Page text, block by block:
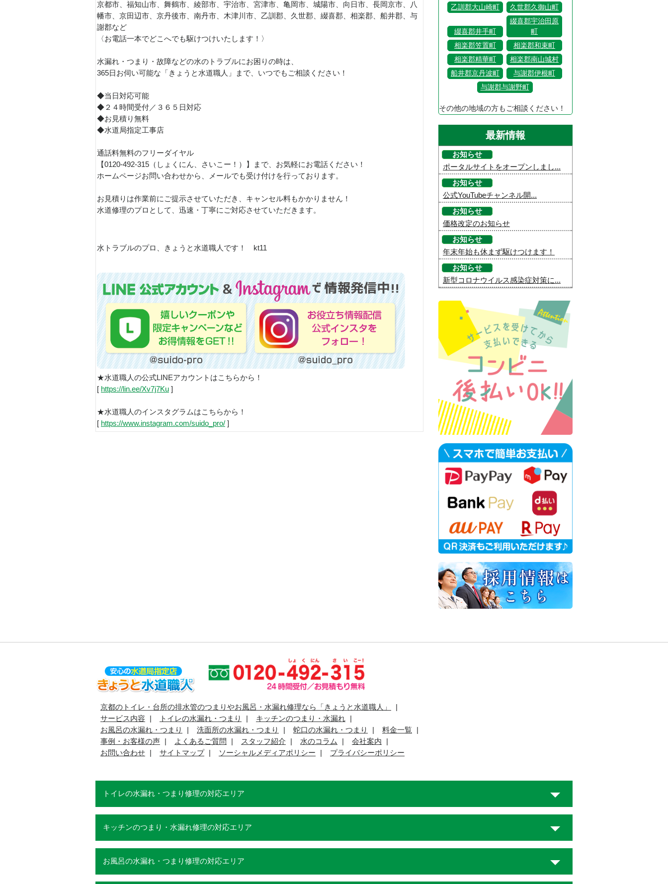
京都市、福知山市、舞鶴市、綾部市、宇治市、宮津市、亀岡市、城陽市、向日市、長岡京市、八
幡市、京田辺市、京丹後市、南丹市、木津川市、乙訓郡、久世郡、綴喜郡、相楽郡、船井郡、与
謝郡など
〈お電話一本でどこへでも駆けつけいたします！〉
水漏れ・つまり・故障などの水のトラブルにお困りの時は、
365日お伺い可能な「きょうと水道職人」まで、いつでもご相談ください！
◆当日対応可能
◆２４時間受付／３６５日対応
◆お見積り無料
◆水道局指定工事店
通話料無料のフリーダイヤル
【0120-492-315（しょくにん、さいこー！）】まで、お気軽にお電話ください！
ホームページお問い合わせから、メールでも受け付けを行っております。
お見積りは作業前にご提示させていただき、キャンセル料もかかりません！
水道修理のプロとして、迅速・丁寧にご対応させていただきます。
水トラブルのプロ、きょうと水道職人です！ kt11
★水道職人の公式LINEアカウントはこちらから！
[ https://lin.ee/Xv7j7Ku ]
★水道職人のインスタグラムはこちらから！
[ https://www.instagram.com/suido_pro/ ]
乙訓郡大山崎町
久世郡久御山町
綴喜郡井手町
綴喜郡宇治田原
町
相楽郡笠置町
相楽郡和束町
相楽郡精華町
相楽郡南山城村
船井郡京丹波町
与謝郡伊根町
与謝郡与謝野町
その他の地域の方もご相談ください！
最新情報
お知らせ
ポータルサイトをオープンしまし...
お知らせ
公式YouTubeチャンネル開...
お知らせ
価格改定のお知らせ
お知らせ
年末年始も休まず駆けつけます！
お知らせ
新型コロナウイルス感染症対策に...
京都のトイレ・台所の排水管のつまりやお風呂・水漏れ修理なら「きょうと水道職人」
サービス内容
トイレの水漏れ・つまり
キッチンのつまり・水漏れ
お風呂の水漏れ・つまり
洗面所の水漏れ・つまり 蛇口の水漏れ・つまり
料金一覧
事例・お客様の声
よくあるご質問 スタッフ紹介 水のコラム
会社案内
お問い合わせ
サイトマップ ソーシャルメディアポリシー プライバシーポリシー
トイレの水漏れ・つまり修理の対応エリア
キッチンのつまり・水漏れ修理の対応エリア
お風呂の水漏れ・つまり修理の対応エリア